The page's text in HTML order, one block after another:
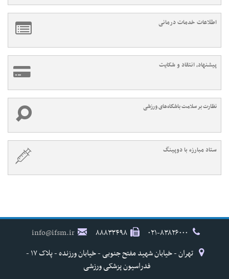
اطلاعات خدمات درمانی
پیشنهاد، انتقاد و شکایت
نظارت بر سلامت باشگاه‌های ورزشی
ستاد مبارزه با دوپینگ
۸۸۸۳۳۴۹۸
info@ifsm.ir
تهران - خیابان شهید مفتح جنوبی - خیابان ورزنده - پلاک ۱۷ -
فدراسیون پزشکی ورزشی